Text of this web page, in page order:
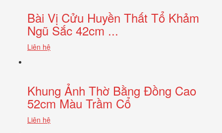
Bài Vị Cửu Huyền Thất Tổ Khảm
Ngũ Sắc 42cm ...
Liên hệ
Khung Ảnh Thờ Bằng Đồng Cao
52cm Màu Trầm Cổ
Liên hệ